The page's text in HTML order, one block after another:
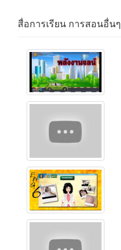
สื่อการเรียน การสอนอื่นๆ